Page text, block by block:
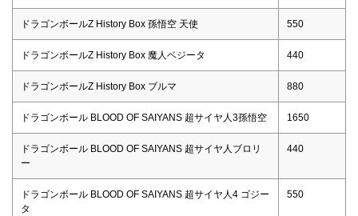
ドラゴンボールZ History Box 孫悟空 天使 550
ドラゴンボールZ History Box 魔人ベジータ 440
ドラゴンボールZ History Box ブルマ 880
ドラゴンボール BLOOD OF SAIYANS 超サイヤ人3孫悟空 1650
ドラゴンボール BLOOD OF SAIYANS 超サイヤ人ブロリ
ー
440
ドラゴンボール BLOOD OF SAIYANS 超サイヤ人4 ゴジー
タ
550